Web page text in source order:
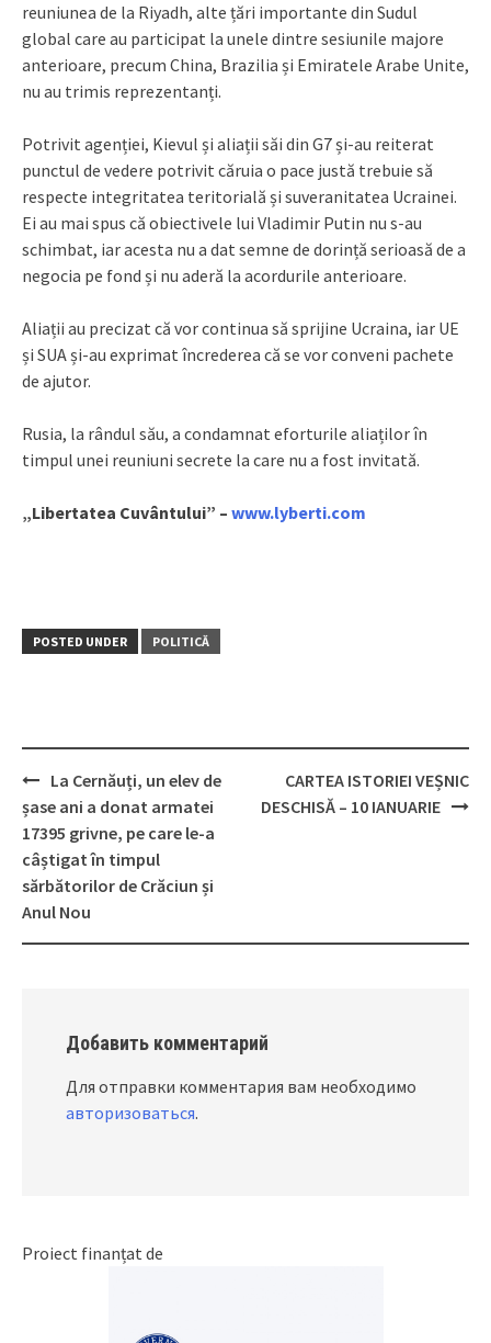
reuniunea de la Riyadh, alte țări importante din Sudul
global care au participat la unele dintre sesiunile majore
anterioare, precum China, Brazilia și Emiratele Arabe Unite,
nu au trimis reprezentanți.
Potrivit agenției, Kievul și aliații săi din G7 și-au reiterat
punctul de vedere potrivit căruia o pace justă trebuie să
respecte integritatea teritorială și suveranitatea Ucrainei.
Ei au mai spus că obiectivele lui Vladimir Putin nu s-au
schimbat, iar acesta nu a dat semne de dorință serioasă de a
negocia pe fond și nu aderă la acordurile anterioare.
Aliații au precizat că vor continua să sprijine Ucraina, iar UE
și SUA și-au exprimat încrederea că se vor conveni pachete
de ajutor.
Rusia, la rândul său, a condamnat eforturile aliaților în
timpul unei reuniuni secrete la care nu a fost invitată.
„Libertatea Cuvântului” – www.lyberti.com
POSTED UNDER POLITICĂ
Post
navigation
La Cernăuți, un elev de
șase ani a donat armatei
17395 grivne, pe care le-a
câștigat în timpul
sărbătorilor de Crăciun și
Anul Nou
CARTEA ISTORIEI VEȘNIC
DESCHISĂ – 10 IANUARIE
Добавить комментарий
Для отправки комментария вам необходимо
авторизоваться.
Proiect finanțat de